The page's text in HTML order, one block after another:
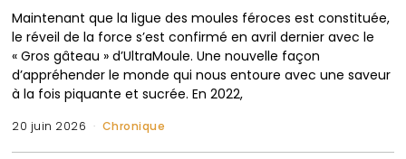
Maintenant que la ligue des moules féroces est constituée,
le réveil de la force s’est confirmé en avril dernier avec le
« Gros gâteau » d’UltraMoule. Une nouvelle façon
d’appréhender le monde qui nous entoure avec une saveur
à la fois piquante et sucrée. En 2022,
20 juin 2026 Chronique